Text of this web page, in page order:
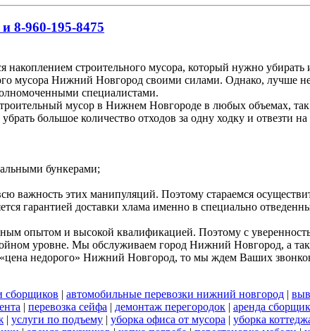
8-960-195-8475
накоплением строительного мусора, который нужно
мусора Нижний Новгород своими силами. Однако, лучше
специалистами.
мусор в Нижнем Новгороде в любых объемах, так
большое количество отходов за одну ходку и отвезти
бункерами;
важность этих манипуляций. Поэтому стараемся
гарантией доставки хлама именно в специально
опытом и высокой квалификацией. Поэтому с
уровне. Мы обслуживаем город Нижний Новгород, а
недорого» Нижний Новгород, то мы ждем Ваших
сборщиков | автомобильные перевозки нижний новгород |
| перевозка сейфа | демонтаж перегородок | аренда
| услуги по подъему | уборка офиса от мусора | уборка